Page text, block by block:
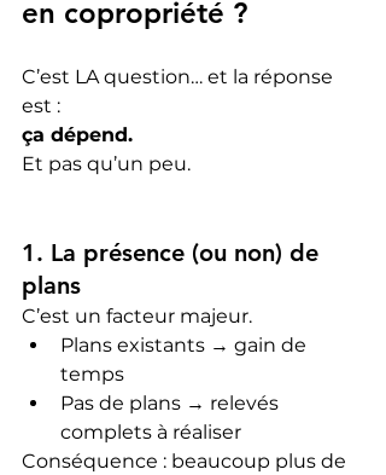
en copropriété ?
C’est LA question… et la réponse
est :
ça dépend.
Et pas qu’un peu.
1. La présence (ou non) de
plans
C’est un facteur majeur.
Plans existants → gain de
temps
Pas de plans → relevés
complets à réaliser
Conséquence : beaucoup plus de